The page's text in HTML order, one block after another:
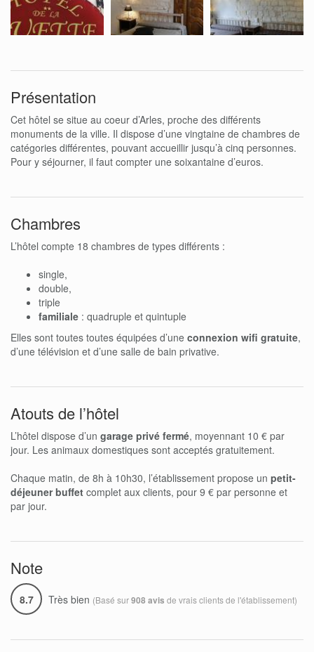
Présentation
Cet hôtel se situe au coeur d’Arles, proche des différents
monuments de la ville. Il dispose d’une vingtaine de chambres de
catégories différentes, pouvant accueillir jusqu’à cinq personnes.
Pour y séjourner, il faut compter une soixantaine d’euros.
Chambres
L’hôtel compte 18 chambres de types différents :
single,
double,
triple
familiale : quadruple et quintuple
Elles sont toutes toutes équipées d’une connexion wifi gratuite,
d’une télévision et d’une salle de bain privative.
Atouts de l’hôtel
L’hôtel dispose d’un garage privé fermé, moyennant 10 € par
jour. Les animaux domestiques sont acceptés gratuitement.
Chaque matin, de 8h à 10h30, l’établissement propose un petit-
déjeuner buffet complet aux clients, pour 9 € par personne et
par jour.
Note
8.7 Très bien (Basé sur908 avis de vrais clients de l'établissement)